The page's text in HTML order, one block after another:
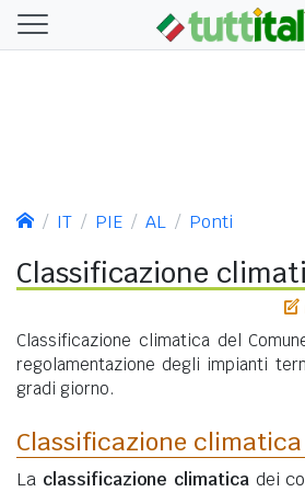
IT PIE AL Ponti
Classificazione
Classificazione climatica del
regolamentazione degli impianti
gradi giorno.
Classificazione climatica
La classificazione climaticadei